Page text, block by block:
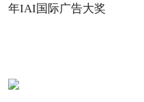
年IAI国际广告大奖